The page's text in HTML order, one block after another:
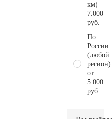
км)
7.000
руб.
По
России
(любой
регион)
от
5.000
руб.